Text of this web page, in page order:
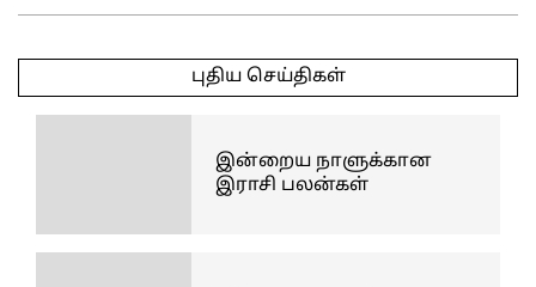
03-
புதிய செய்திகள்
இன்றைய நாளுக்கான
இராசி பலன்கள்